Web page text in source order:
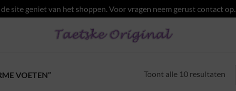
site geniet van het shoppen. Voor vragen neem gerust contact op.
VOETEN” Toont alle 10 resultaten